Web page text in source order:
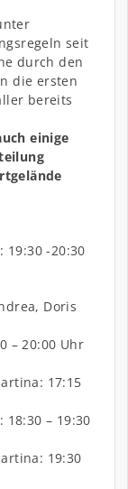
seit
durch den
die ersten
bereits
einige
-20:30
Doris
– 20:00 Uhr
17:15
– 19:30
19:30